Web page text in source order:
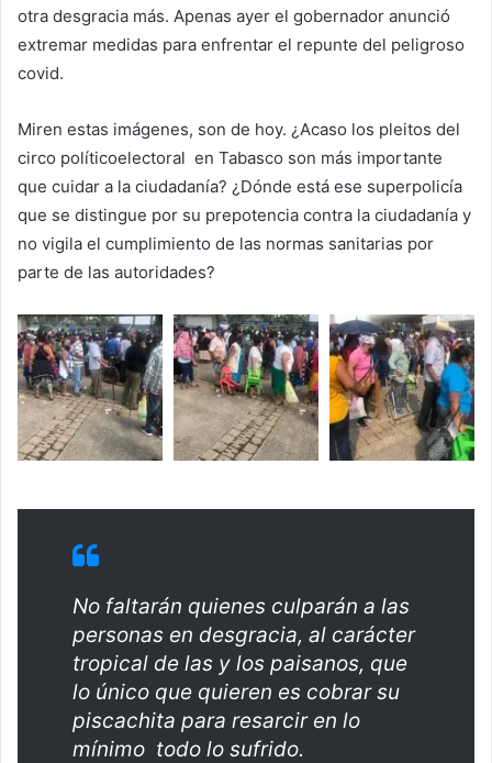
otra desgracia más. Apenas ayer el gobernador anunció
extremar medidas para enfrentar el repunte del peligroso
covid.
Miren estas imágenes, son de hoy. ¿Acaso los pleitos del
circo políticoelectoral en Tabasco son más importante
que cuidar a la ciudadanía? ¿Dónde está ese superpolicía
que se distingue por su prepotencia contra la ciudadanía y
no vigila el cumplimiento de las normas sanitarias por
parte de las autoridades?
No faltarán quienes culparán a las
personas en desgracia, al carácter
tropical de las y los paisanos, que
lo único que quieren es cobrar su
piscachita para resarcir en lo
mínimo todo lo sufrido.